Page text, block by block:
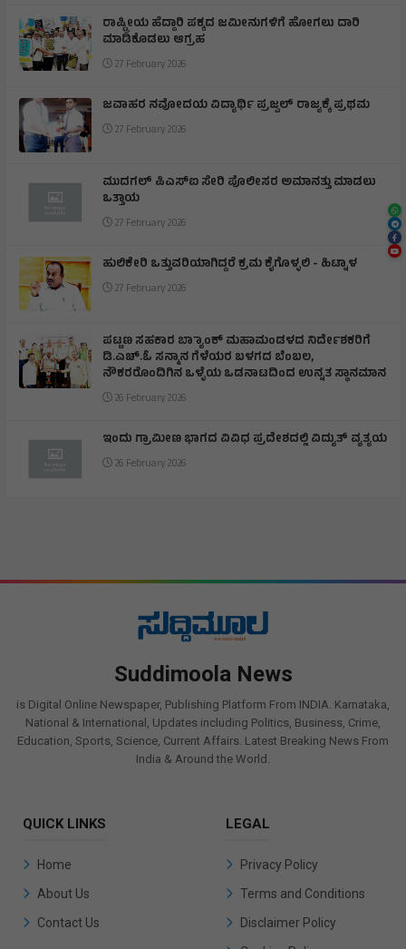
ರಾಷ್ಟ್ರೀಯ ಹೆದ್ದಾರಿ ಪಕ್ಕದ ಜಮೀನುಗಳಿಗೆ ಹೋಗಲು ದಾರಿ
ಮಾಡಿಕೊಡಲು ಆಗ್ರಹ
27 February 2026
ಜವಾಹರ ನವೋದಯ ವಿದ್ಯಾರ್ಥಿ ಪ್ರಜ್ವಲ್ ರಾಜ್ಯಕ್ಕೆ ಪ್ರಥಮ
27 February 2026
ಮುದಗಲ್ ಪಿಎಸ್‌ಐ ಸೇರಿ ಪೊಲೀಸರ ಅಮಾನತ್ತು ಮಾಡಲು
ಒತ್ತಾಯ
27 February 2026
ಹುಲಿಕೇರಿ ಒತ್ತುವರಿಯಾಗಿದ್ದರೆ ಕ್ರಮ ಕೈಗೊಳ್ಳಲಿ - ಹಿಟ್ನಾಳ
27 February 2026
ಪಟ್ಟಣ ಸಹಕಾರ ಬ್ಯಾಾಂಕ್ ಮಹಾಮಂಡಳದ ನಿರ್ದೇಶಕರಿಗೆ
ಡಿ.ಎಚ್.ಓ ಸನ್ಮಾನ ಗೆಳೆಯರ ಬಳಗದ ಬೆಂಬಲ,
ನೌಕರರೊಂದಿಗಿನ ಒಳ್ಳೆಯ ಒಡನಾಟದಿಂದ ಉನ್ನತ ಸ್ಥಾನಮಾನ
26 February 2026
ಇಂದು ಗ್ರಾಮೀಣ ಭಾಗದ ವಿವಿಧ ಪ್ರದೇಶದಲ್ಲಿ ವಿದ್ಯುತ್ ವ್ಯತ್ಯಯ
26 February 2026
Suddimoola News
is Digital Online Newspaper, Publishing Platform From INDIA. Karnataka,
National & International, Updates including Politics, Business, Crime,
Education, Sports, Science, Current Affairs. Latest Breaking News From
India & Around the World.
QUICK LINKS
Home
About Us
Contact Us
LEGAL
Privacy Policy
Terms and Conditions
Disclaimer Policy